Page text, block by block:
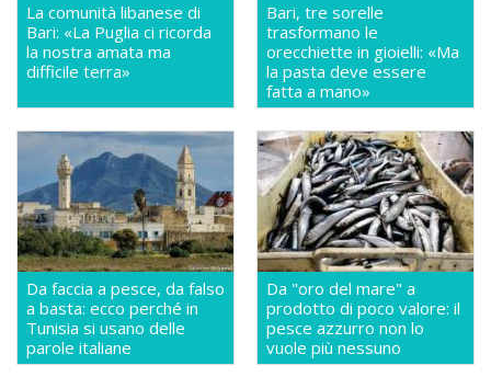
La comunità libanese di
Bari: «La Puglia ci ricorda
la nostra amata ma
difficile terra»
Bari, tre sorelle
trasformano le
orecchiette in gioielli: «Ma
la pasta deve essere
fatta a mano»
Da faccia a pesce, da falso
a basta: ecco perché in
Tunisia si usano delle
parole italiane
Da "oro del mare" a
prodotto di poco valore: il
pesce azzurro non lo
vuole più nessuno